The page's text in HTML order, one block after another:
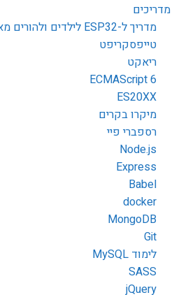
מדריכים
מדריך ל-ESP32 לילדים ולהורים מאפס
טייפסקריפט
ריאקט
ECMAScript 6
ES20XX
מיקרו בקרים
רספברי פיי
Node.js
Express
Babel
docker
MongoDB
Git
לימוד MySQL
SASS
jQuery